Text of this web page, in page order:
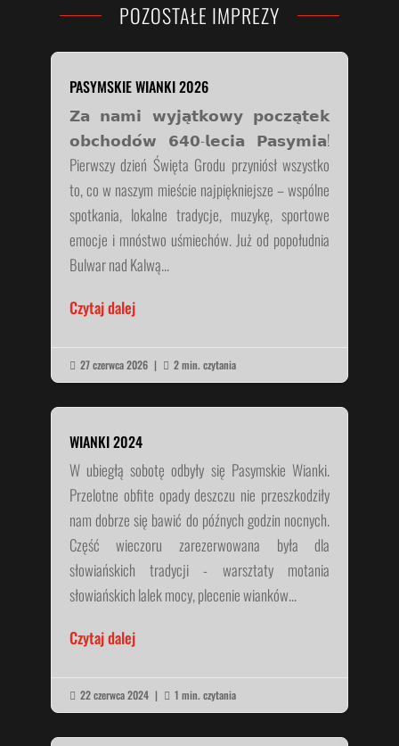
POZOSTAŁE IMPREZY
PASYMSKIE WIANKI 2026
𝗭𝗮 𝗻𝗮𝗺𝗶 𝘄𝘆𝗷𝗮̨𝘁𝗸𝗼𝘄𝘆 𝗽𝗼𝗰𝘇𝗮̨𝘁𝗲𝗸
𝗼𝗯𝗰𝗵𝗼𝗱𝗼́𝘄 𝟲𝟰𝟬-𝗹𝗲𝗰𝗶𝗮 𝗣𝗮𝘀𝘆𝗺𝗶𝗮!
Pierwszy dzień Święta Grodu przyniósł wszystko
to, co w naszym mieście najpiękniejsze – wspólne
spotkania, lokalne tradycje, muzykę, sportowe
emocje i mnóstwo uśmiechów. Już od popołudnia
Bulwar nad Kalwą...
Czytaj dalej
 27 czerwca 2026 |  2 min. czytania
WIANKI 2024
W ubiegłą sobotę odbyły się Pasymskie Wianki.
Przelotne obfite opady deszczu nie przeszkodziły
nam dobrze się bawić do późnych godzin nocnych.
Część wieczoru zarezerwowana była dla
słowiańskich tradycji - warsztaty motania
słowiańskich lalek mocy, plecenie wianków...
Czytaj dalej
 22 czerwca 2024 |  1 min. czytania